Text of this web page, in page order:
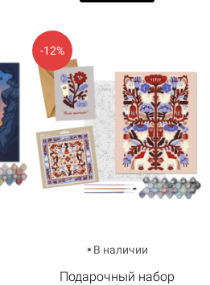
-12%
В наличии
Подарочный набор